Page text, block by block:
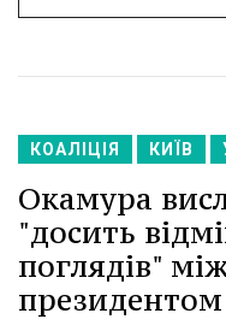
КОАЛІЦІЯ КИЇВ
Окамура
"досить
поглядів"
президентом